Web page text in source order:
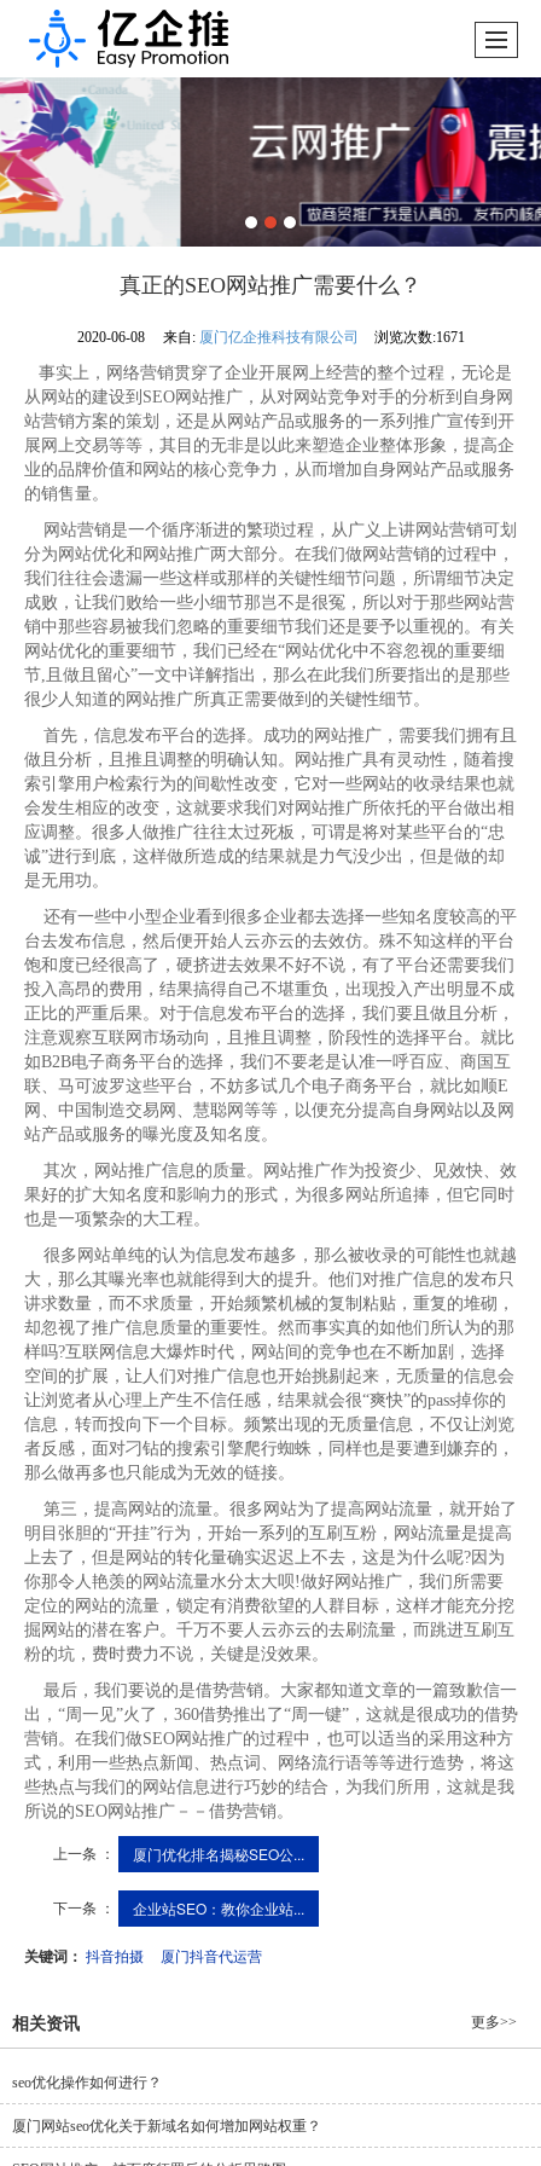
真正的SEO网站推广需要什么？
2020-06-08 来自: 厦门亿企推科技有限公司 浏览次数:1671
事实上，网络营销贯穿了企业开展网上经营的整个过程，无论是
从网站的建设到SEO网站推广，从对网站竞争对手的分析到自身网
站营销方案的策划，还是从网站产品或服务的一系列推广宣传到开
展网上交易等等，其目的无非是以此来塑造企业整体形象，提高企
业的品牌价值和网站的核心竞争力，从而增加自身网站产品或服务
的销售量。
网站营销是一个循序渐进的繁琐过程，从广义上讲网站营销可划
分为网站优化和网站推广两大部分。在我们做网站营销的过程中，
我们往往会遗漏一些这样或那样的关键性细节问题，所谓细节决定
成败，让我们败给一些小细节那岂不是很冤，所以对于那些网站营
销中那些容易被我们忽略的重要细节我们还是要予以重视的。有关
网站优化的重要细节，我们已经在“网站优化中不容忽视的重要细
节,且做且留心”一文中详解指出，那么在此我们所要指出的是那些
很少人知道的网站推广所真正需要做到的关键性细节。
首先，信息发布平台的选择。成功的网站推广，需要我们拥有且
做且分析，且推且调整的明确认知。网站推广具有灵动性，随着搜
索引擎用户检索行为的间歇性改变，它对一些网站的收录结果也就
会发生相应的改变，这就要求我们对网站推广所依托的平台做出相
应调整。很多人做推广往往太过死板，可谓是将对某些平台的“忠
诚”进行到底，这样做所造成的结果就是力气没少出，但是做的却
是无用功。
还有一些中小型企业看到很多企业都去选择一些知名度较高的平
台去发布信息，然后便开始人云亦云的去效仿。殊不知这样的平台
饱和度已经很高了，硬挤进去效果不好不说，有了平台还需要我们
投入高昂的费用，结果搞得自己不堪重负，出现投入产出明显不成
正比的严重后果。对于信息发布平台的选择，我们要且做且分析，
注意观察互联网市场动向，且推且调整，阶段性的选择平台。就比
如B2B电子商务平台的选择，我们不要老是认准一呼百应、商国互
联、马可波罗这些平台，不妨多试几个电子商务平台，就比如顺E
网、中国制造交易网、慧聪网等等，以便充分提高自身网站以及网
站产品或服务的曝光度及知名度。
其次，网站推广信息的质量。网站推广作为投资少、见效快、效
果好的扩大知名度和影响力的形式，为很多网站所追捧，但它同时
也是一项繁杂的大工程。
很多网站单纯的认为信息发布越多，那么被收录的可能性也就越
大，那么其曝光率也就能得到大的提升。他们对推广信息的发布只
讲求数量，而不求质量，开始频繁机械的复制粘贴，重复的堆砌，
却忽视了推广信息质量的重要性。然而事实真的如他们所认为的那
样吗?互联网信息大爆炸时代，网站间的竞争也在不断加剧，选择
空间的扩展，让人们对推广信息也开始挑剔起来，无质量的信息会
让浏览者从心理上产生不信任感，结果就会很“爽快”的pass掉你的
信息，转而投向下一个目标。频繁出现的无质量信息，不仅让浏览
者反感，面对刁钻的搜索引擎爬行蜘蛛，同样也是要遭到嫌弃的，
那么做再多也只能成为无效的链接。
第三，提高网站的流量。很多网站为了提高网站流量，就开始了
明目张胆的“开挂”行为，开始一系列的互刷互粉，网站流量是提高
上去了，但是网站的转化量确实迟迟上不去，这是为什么呢?因为
你那令人艳羡的网站流量水分太大呗!做好网站推广，我们所需要
定位的网站的流量，锁定有消费欲望的人群目标，这样才能充分挖
掘网站的潜在客户。千万不要人云亦云的去刷流量，而跳进互刷互
粉的坑，费时费力不说，关键是没效果。
最后，我们要说的是借势营销。大家都知道文章的一篇致歉信一
出，“周一见”火了，360借势推出了“周一键”，这就是很成功的借势
营销。在我们做SEO网站推广的过程中，也可以适当的采用这种方
式，利用一些热点新闻、热点词、网络流行语等等进行造势，将这
些热点与我们的网站信息进行巧妙的结合，为我们所用，这就是我
所说的SEO网站推广－－借势营销。
上一条 ： 厦门优化排名揭秘SEO公...
下一条 ： 企业站SEO：教你企业站...
关键词： 抖音拍摄 厦门抖音代运营
相关资讯 更多>>
seo优化操作如何进行？
厦门网站seo优化关于新域名如何增加网站权重？